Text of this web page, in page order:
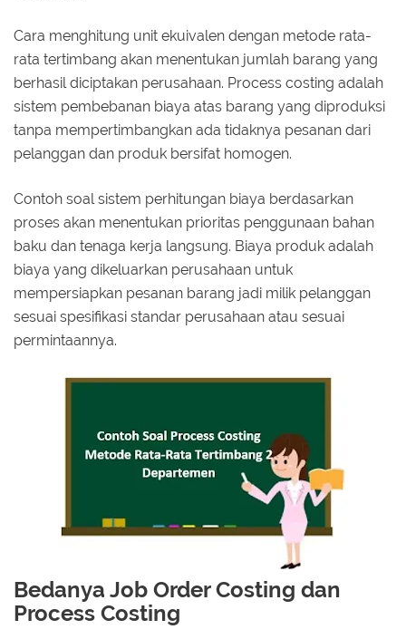
Cara menghitung unit ekuivalen dengan metode rata-
rata tertimbang akan menentukan jumlah barang yang
berhasil diciptakan perusahaan. Process costing adalah
sistem pembebanan biaya atas barang yang diproduksi
tanpa mempertimbangkan ada tidaknya pesanan dari
pelanggan dan produk bersifat homogen.
Contoh soal sistem perhitungan biaya berdasarkan
proses akan menentukan prioritas penggunaan bahan
baku dan tenaga kerja langsung. Biaya produk adalah
biaya yang dikeluarkan perusahaan untuk
mempersiapkan pesanan barang jadi milik pelanggan
sesuai spesifikasi standar perusahaan atau sesuai
permintaannya.
Bedanya Job Order Costing dan
Process Costing